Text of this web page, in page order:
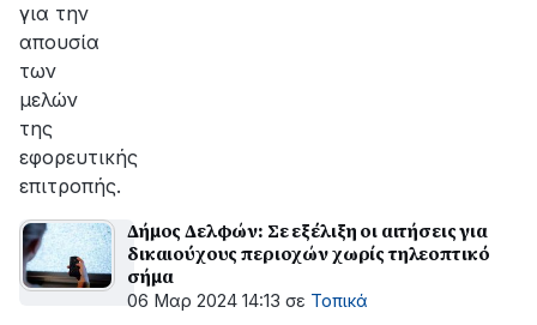
για την
απουσία
των
μελών
της
εφορευτικής
επιτροπής.
Δήμος Δελφών: Σε εξέλιξη οι αιτήσεις για
δικαιούχους περιοχών χωρίς τηλεοπτικό
σήμα
06 Μαρ 2024 14:13 σε Τοπικά